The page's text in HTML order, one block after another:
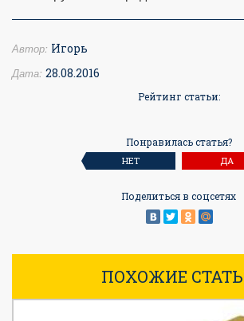
Автор: Игорь
Дата: 28.08.2016
Рейтинг статьи:
Понравилась статья?
НЕТ ДА
Поделиться в соцсетях
ПОХОЖИЕ